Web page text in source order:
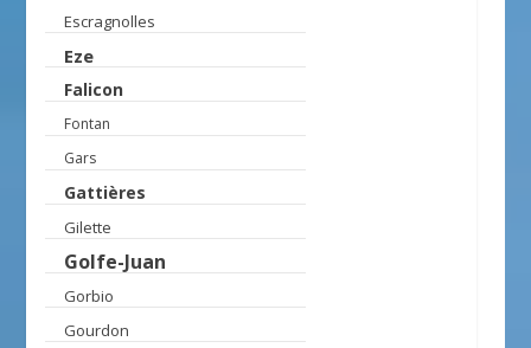
Escragnolles
Eze
Falicon
Fontan
Gars
Gattières
Gilette
Golfe-Juan
Gorbio
Gourdon